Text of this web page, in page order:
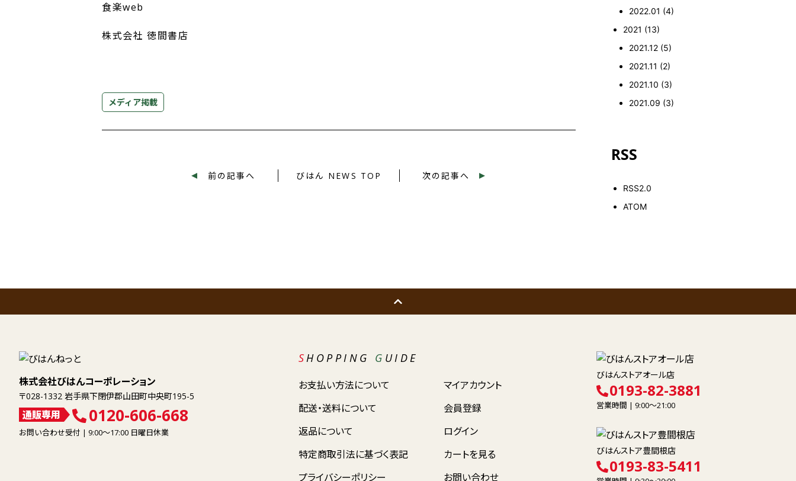
食楽web
株式会社 徳間書店
メディア掲載
ゲ
ー
ン
◂ 前の記事へ びはん NEWS TOP 次の記事へ ▸
2022.01 (4)
2021 (13)
2021.12 (5)
2021.11 (2)
2021.10 (3)
2021.09 (3)
RSS
RSS2.0
ATOM
株式会社びはんコーポレーション
〒028-1332 岩手県下閉伊郡山田町中央町195-5
通販専用 0120-606-668
お問い合わせ受付 | 9:00～17:00 日曜日休業
びはんストアオール店
0193-82-3881
営業時間 | 9:00～21:00
びはんストア豊間根店
0193-83-5411
SHOPPING G UIDE
お支払い方法について
配送・送料について
返品について
特定商取引法に基づく表記
プライバシーポリシー
マイアカウント
会員登録
ログイン
カートを見る
お問い合わせ